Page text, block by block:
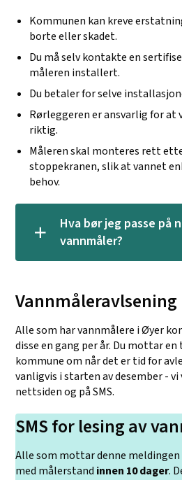
Kommunen kan kreve
borte eller skadet.
Du må selv kontakte en
måleren installert.
Du betaler for selve
Rørleggeren er ansvarlig for at
riktig.
Måleren skal monteres rett
stoppekranen, slik at vannet
behov.
Hva bør jeg passe på
vannmåler?
Vannmåleravlsening
Alle som har vannmålere i Øyer
disse en gang per år. Du mottar
kommune om når det er tid for
vanligvis i starten av desember -
nettsiden og på SMS.
SMS for lesing av
Alle som mottar denne
med målerstand innen 10 dager.